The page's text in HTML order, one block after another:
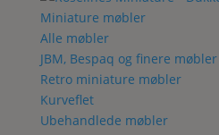
Miniature møbler
Alle møbler
JBM, Bespaq og finere møbler
Retro miniature møbler
Kurveflet
Ubehandlede møbler